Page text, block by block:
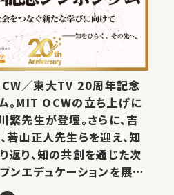
／東大TV 20周年記念
。MIT OCWの立ち上げに
繁先生が登壇。さらに、吉
若山正人先生らを迎え、知
返り、知の共創を通じた次
ンエデュケーションを展望